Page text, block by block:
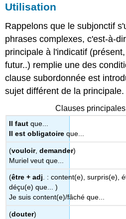
Utilisation
Rappelons que le subjonctif
phrases complexes, c'est-à-
principale à l'indicatif
futur..) remplie une des
clause subordonnée est
sujet différent de la principale.
Clauses
Il faut que...
Il est obligatoire que...
(vouloir,demander)
Muriel veut que...
(être + adj. : content(e), surpris(e),
déçu(e) que... )
Je suis content(e)/fâché que...
(douter)